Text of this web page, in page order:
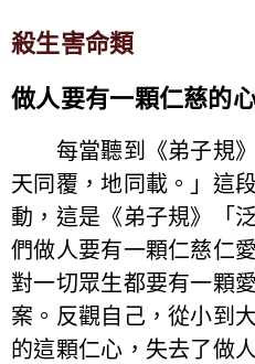
殺生害命類
做人要有一顆仁慈的
每當聽到《弟子規》
天同覆，地同載。」這
動，這是《弟子規》「
們做人要有一顆仁慈仁
對一切眾生都要有一顆
案。反觀自己，從小到
的這顆仁心，失去了做